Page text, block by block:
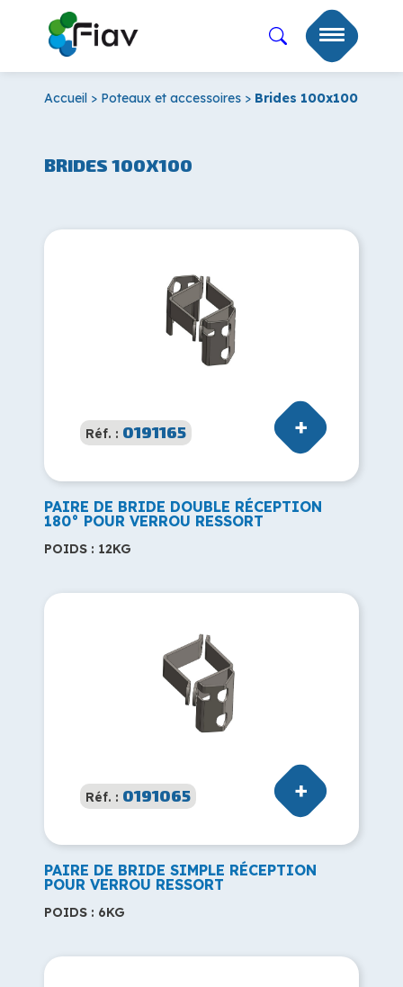
Accueil > Poteaux et accessoires > Brides 100x100
BRIDES 100X100
Réf. : 0191165
PAIRE DE BRIDE DOUBLE RÉCEPTION
180° POUR VERROU RESSORT
POIDS : 12KG
Réf. : 0191065
PAIRE DE BRIDE SIMPLE RÉCEPTION
POUR VERROU RESSORT
POIDS : 6KG